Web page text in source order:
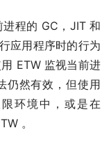
程的 GC，JIT 和
应用程序时的行为
ETW 监视当前进
仍然有效，但使用
环境中，或是在
。